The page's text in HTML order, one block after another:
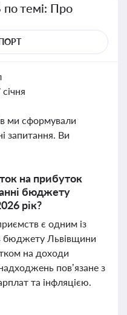
темі: Про
ми сформували
запитання. Ви
на прибуток
бюджету
рік?
є одним із
бюджету Львівщини
на доходи
пов’язане з
та інфляцією.